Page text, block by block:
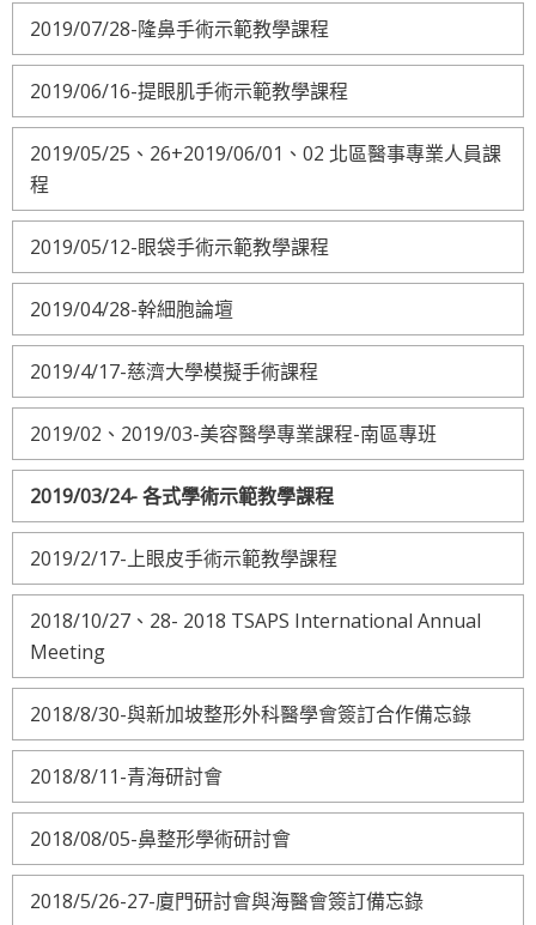
2019/07/28-隆鼻手術示範教學課程
2019/06/16-提眼肌手術示範教學課程
2019/05/25、26+2019/06/01、02 北區醫事專業人員課
程
2019/05/12-眼袋手術示範教學課程
2019/04/28-幹細胞論壇
2019/4/17-慈濟大學模擬手術課程
2019/02、2019/03-美容醫學專業課程-南區專班
2019/03/24- 各式學術示範教學課程
2019/2/17-上眼皮手術示範教學課程
2018/10/27、28- 2018 TSAPS International Annual
Meeting
2018/8/30-與新加坡整形外科醫學會簽訂合作備忘錄
2018/8/11-青海研討會
2018/08/05-鼻整形學術研討會
2018/5/26-27-廈門研討會與海醫會簽訂備忘錄